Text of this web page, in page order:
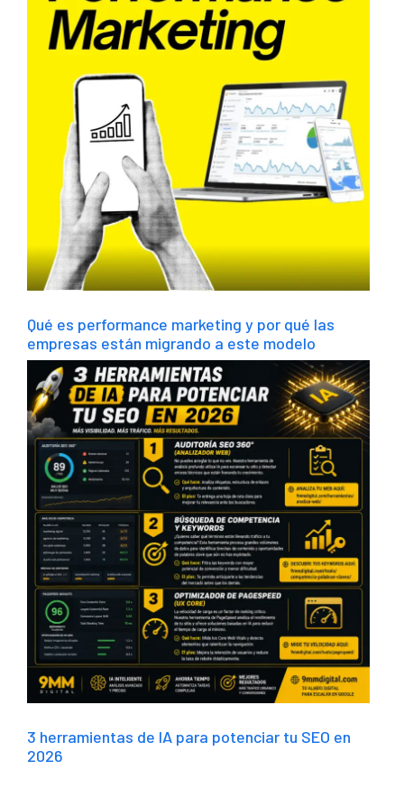
Qué es performance marketing y por qué las
empresas están migrando a este modelo
3 herramientas de IA para potenciar tu SEO en
2026